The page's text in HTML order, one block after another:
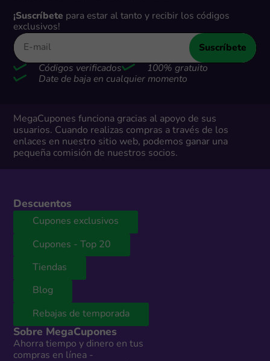
¡Suscríbete para estar al tanto y recibir los códigos
exclusivos!
Suscríbete
Códigos verificados
100% gratuito
Date de baja en cualquier momento
MegaCupones funciona gracias al apoyo de sus
usuarios. Cuando realizas compras a través de los
enlaces en nuestro sitio web, podemos ganar una
pequeña comisión de nuestros socios.
Descuentos
Cupones exclusivos
Cupones - Top 20
Tiendas
Blog
Rebajas de temporada
Sobre MegaCupones
Ahorra tiempo y dinero en tus
compras en línea -